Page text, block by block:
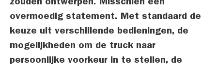
zouden ontwerpen. Misschien een
overmoedig statement. Met standaard de
keuze uit verschillende bedieningen, de
mogelijkheden om de truck naar
persoonlijke voorkeur in te stellen, de